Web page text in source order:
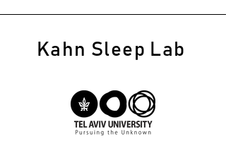
Kahn Sleep Lab